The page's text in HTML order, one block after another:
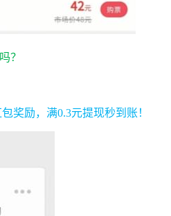
？
奖励，满0.3元提现秒到账！